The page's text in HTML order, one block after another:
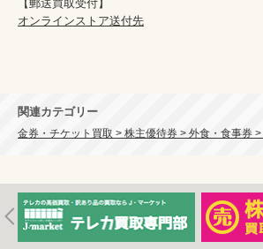
オンラインストア送付先
関連カテゴリー
金券・チケット買取 > 株主優待券 > 外食・食事券 >